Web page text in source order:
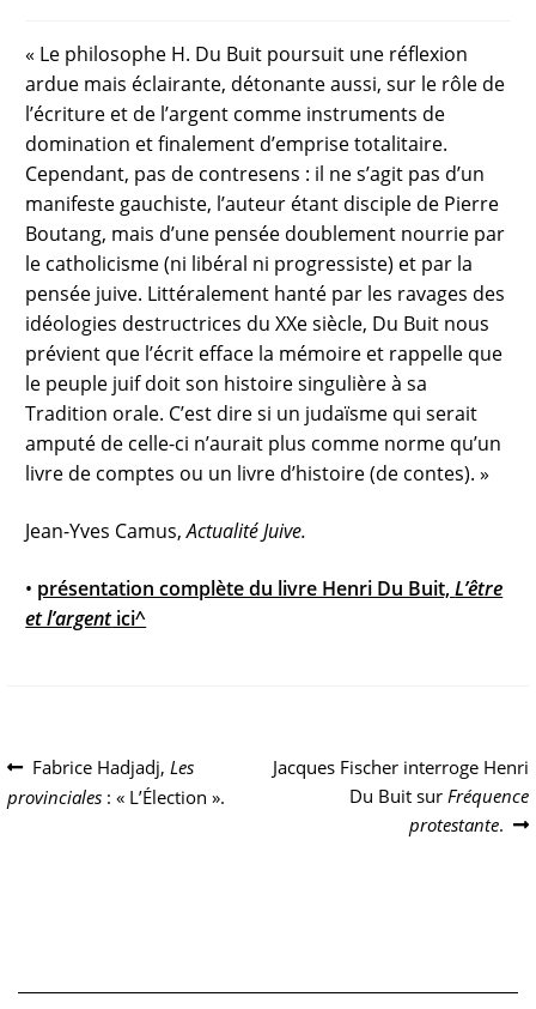
« Le philosophe H. Du Buit poursuit une réflexion
ardue mais éclairante, détonante aussi, sur le rôle de
l’écriture et de l’argent comme instruments de
domination et finalement d’emprise totalitaire.
Cependant, pas de contresens : il ne s’agit pas d’un
manifeste gauchiste, l’auteur étant disciple de Pierre
Boutang, mais d’une pensée doublement nourrie par
le catholicisme (ni libéral ni progressiste) et par la
pensée juive. Littéralement hanté par les ravages des
idéologies destructrices du XXe siècle, Du Buit nous
prévient que l’écrit efface la mémoire et rappelle que
le peuple juif doit son histoire singulière à sa
Tradition orale. C’est dire si un judaïsme qui serait
amputé de celle-ci n’aurait plus comme norme qu’un
livre de comptes ou un livre d’histoire (de contes). »
Jean-Yves Camus,Actualité Juive.
• présentation complète du livre Henri Du Buit,L’être
et l’argentici^
Navigation
de
Article
précédent :
Fabrice Hadjadj, Les
provinciales : « L’Élection ».
Article
Jacques Fischer interroge Henri
Du Buit sur Fréquence
protestante.